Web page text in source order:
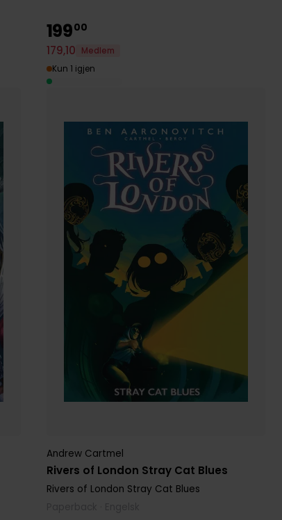
Rivers of London Stray Cat Blues
Andrew Cartmel
Rivers of London Stray Cat Blues
19900
179,10
Medlem
Kun 1 igjen